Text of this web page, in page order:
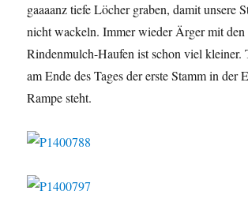
gaaaanz tiefe Löcher graben, damit unsere
nicht wackeln. Immer wieder Ärger mit
Rindenmulch-Haufen ist schon viel kleiner.
am Ende des Tages der erste Stamm in der
Rampe steht.